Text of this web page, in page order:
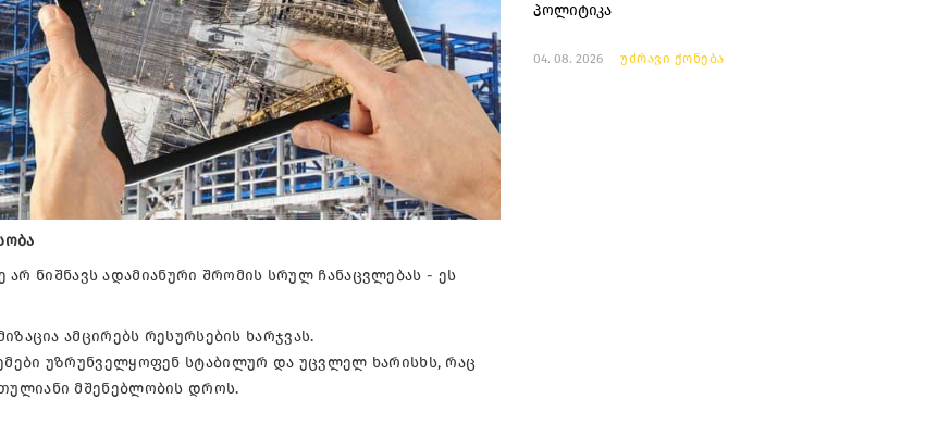
ნიშნავს ადამიანური შრომის სრულ ჩანაცვლებას - ეს
ამცირებს რესურსების ხარჯვას.
უზრუნველყოფენ სტაბილურ და უცვლელ ხარისხს, რაც
მშენებლობის დროს.
პოლიტიკა
04. 08. 2026 უძრავი ქონება